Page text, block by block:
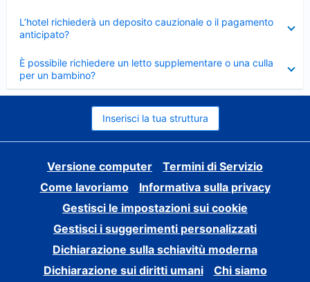
L’hotel richiederà un deposito cauzionale o il pagamento
anticipato?
chiuso
È possibile richiedere un letto supplementare o una culla
per un bambino?
Elemento
chiuso
Inserisci la tua struttura
Versione computer
Termini di Servizio
Come lavoriamo
Informativa sulla privacy
Gestisci le impostazioni sui cookie
Gestisci i suggerimenti personalizzati
Dichiarazione sulla schiavitù moderna
Dichiarazione sui diritti umani
Chi siamo